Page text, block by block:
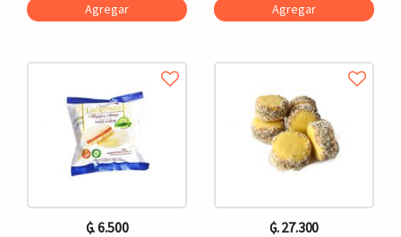
Agregar Agregar
₲. 6.500 ₲. 27.300